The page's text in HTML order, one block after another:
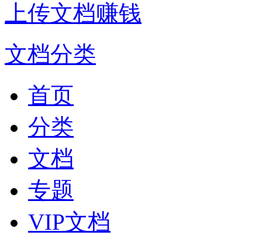
上传文档赚钱
文档分类
首页
分类
文档
专题
VIP文档